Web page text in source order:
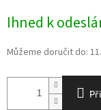
cena:
Ihned k
Můžeme doručit do: